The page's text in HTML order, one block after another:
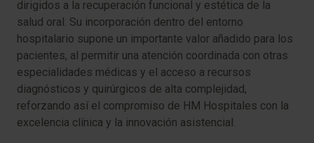
dirigidos a la recuperación funcional y estética de la
salud oral. Su incorporación dentro del entorno
hospitalario supone un importante valor añadido para los
pacientes, al permitir una atención coordinada con otras
especialidades médicas y el acceso a recursos
diagnósticos y quirúrgicos de alta complejidad,
reforzando así el compromiso de HM Hospitales con la
excelencia clínica y la innovación asistencial.